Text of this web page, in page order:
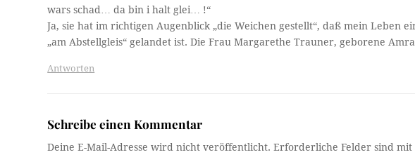
wars schad… da bin i halt glei… !“
Ja, sie hat im richtigen Augenblick „die Weichen gestellt“, daß mein Leben
„am Abstellgleis“ gelandet ist. Die Frau Margarethe Trauner, geborene
Antworten
Schreibe einen Kommentar
Deine E-Mail-Adresse wird nicht veröffentlicht. Erforderliche Felder sind mit